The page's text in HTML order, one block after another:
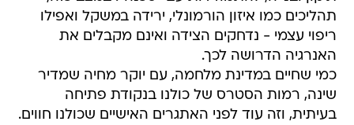
תהליכים כמו איזון הורמונלי, ירידה במשקל ואפילו
ריפוי עצמי - נדחקים הצידה ואינם מקבלים את
האנרגיה הדרושה לכך.
כמי שחיים במדינת מלחמה, עם יוקר מחיה שמדיר
שינה, רמות הסטרס של כולנו בנקודת פתיחה
בעיתית, וזה עוד לפני האתגרים האישיים שכולנו חווים.